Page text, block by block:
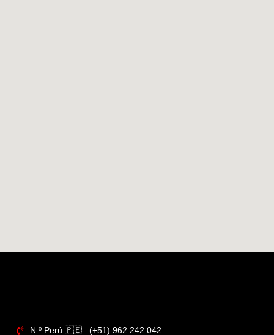
N.º Perú​ 🇵🇪 : (+51) 962 242 042